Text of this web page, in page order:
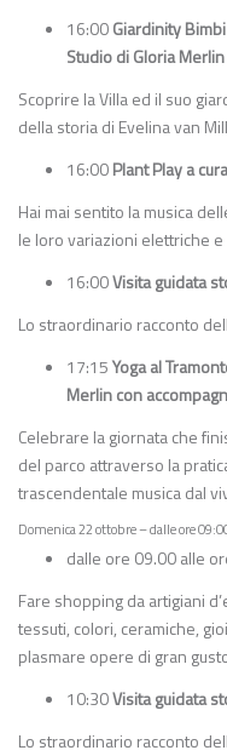
16:00Giardinity
Studio di Gloria Merlin
Scoprire la Villa ed il suo
della storia di Evelina van
16:00Plant Play a
Hai mai sentito la musica
le loro variazioni elettriche
16:00Visita guidata
Lo straordinario racconto
17:15Yoga al
Merlin con
Celebrare la giornata che
del parco attraverso la
trascendentale musica dal
Domenica 22 ottobre – dalle ore
dalle ore 09.00 alle
Fare shopping da artigiani
tessuti, colori, ceramiche,
plasmare opere di gran
10:30Visita guidata
Lo straordinario racconto